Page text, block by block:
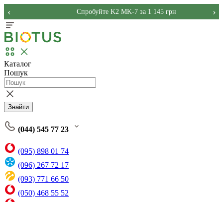
Спробуйте K2 MK-7 за 1 145 грн
‹ ›
Каталог
Пошук
Знайти
(044) 545 77 23
(095) 898 01 74
(096) 267 72 17
(093) 771 66 50
(050) 468 55 52